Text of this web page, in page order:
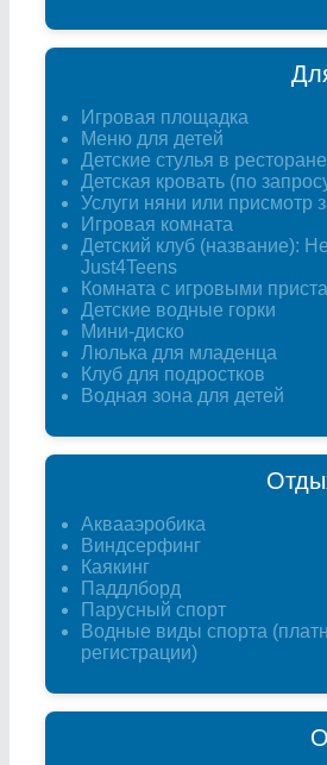
Игровая площадка
Меню для детей
Детские стулья в ресторане
Детская кровать (по
Услуги няни или присмотр
Игровая комната
Детский клуб (название):
Just4Teens
Комната с игровыми
Детские водные горки
Мини-диско
Люлька для младенца
Клуб для подростков
Водная зона для детей
Аквааэробика
Виндсерфинг
Каякинг
Паддлборд
Парусный спорт
Водные виды спорта
регистрации)